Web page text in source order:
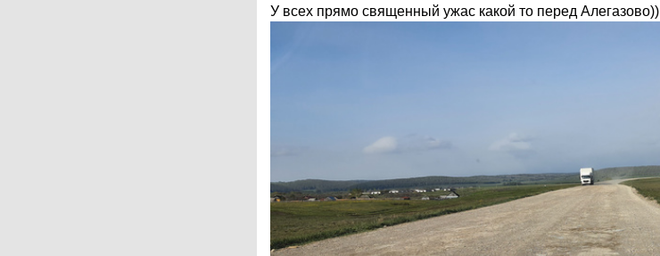
У всех прямо священный ужас какой то перед Алегазово))